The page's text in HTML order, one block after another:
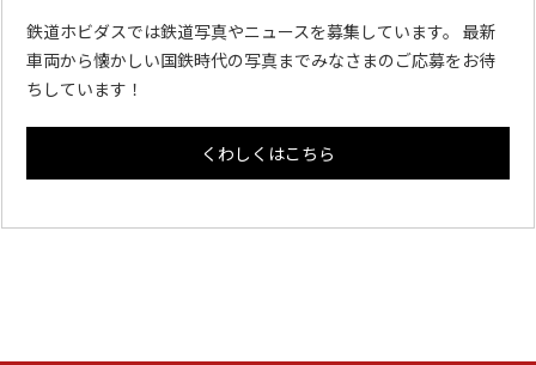
鉄道ホビダスでは鉄道写真やニュースを募集しています。 最新
車両から懐かしい国鉄時代の写真までみなさまのご応募をお待
ちしています！
くわしくはこちら